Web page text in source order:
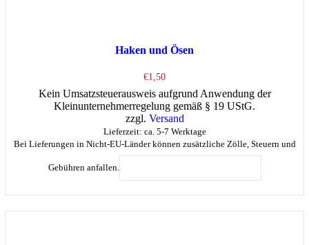
Haken und Ösen
€1,50
Kein Umsatzsteuerausweis aufgrund Anwendung der
Kleinunternehmerregelung gemäß § 19 UStG.
zzgl. Versand
Lieferzeit: ca. 5-7 Werktage
Bei Lieferungen in Nicht-EU-Länder können zusätzliche Zölle, Steuern und
Gebühren anfallen.
Dieses
weist
mehrere